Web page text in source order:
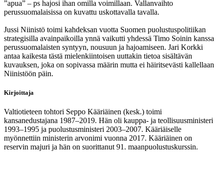
”apua” – ps hajosi ihan omilla voimillaan. Vallanvaihto
perussuomalaisissa on kuvattu uskottavalla tavalla.
Jussi Niinistö toimi kahdeksan vuotta Suomen puolustuspolitiikan
strategisilla avainpaikoilla ynnä vaikutti yhdessä Timo Soinin kanssa
perussuomalaisten syntyyn, nousuun ja hajoamiseen. Jari Korkki
antaa kaikesta tästä mielenkiintoisen uuttakin tietoa sisältävän
kuvauksen, joka on sopivassa määrin mutta ei häiritsevästi kallellaan
Niinistöön päin.
Kirjoittaja
Valtiotieteen tohtori Seppo Kääriäinen (kesk.) toimi
kansanedustajana 1987–2019. Hän oli kauppa- ja teollisuusministeri
1993–1995 ja puolustusministeri 2003–2007. Kääriäiselle
myönnettiin ministerin arvonimi vuonna 2017. Kääriäinen on
reservin majuri ja hän on suorittanut 91. maanpuolustuskurssin.